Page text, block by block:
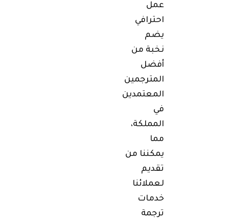
عمل
احترافي
يضم
نخبة من
أفضل
المترجمين
المعتمدين
في
المملكة،
مما
يمكننا من
تقديم
لعملائنا
خدمات
ترجمة